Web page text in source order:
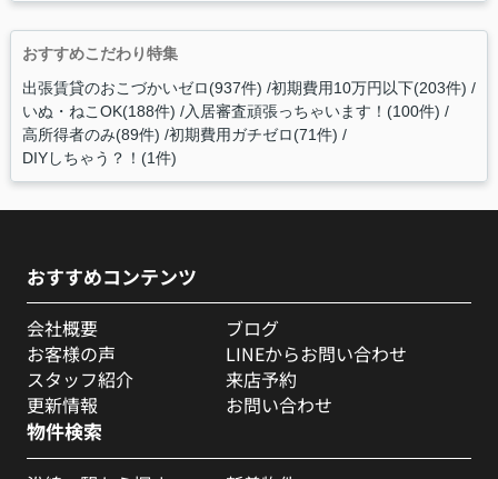
おすすめこだわり特集
出張賃貸のおこづかいゼロ(937件) 初期費用10万円以下(203件)
いぬ・ねこOK(188件) 入居審査頑張っちゃいます！(100件)
高所得者のみ(89件) 初期費用ガチゼロ(71件)
DIYしちゃう？！(1件)
おすすめコンテンツ
会社概要
お客様の声
スタッフ紹介
更新情報
ブログ
LINEからお問い合わせ
来店予約
お問い合わせ
物件検索